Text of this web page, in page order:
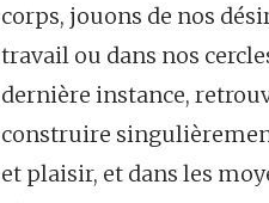
corps, jouons de nos
travail ou dans nos
dernière instance,
construire
et plaisir, et dans les